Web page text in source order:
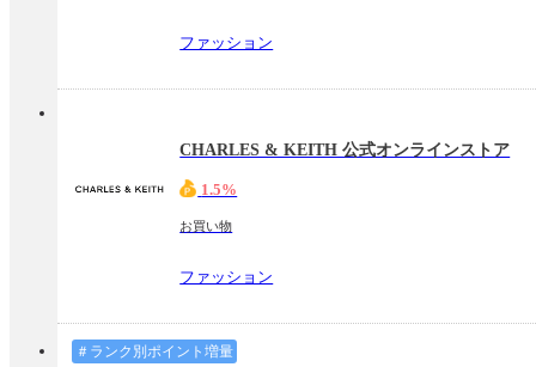
ファッション
CHARLES & KEITH 公式オンラインストア
1.5%
お買い物
ファッション
＃ランク別ポイント増量